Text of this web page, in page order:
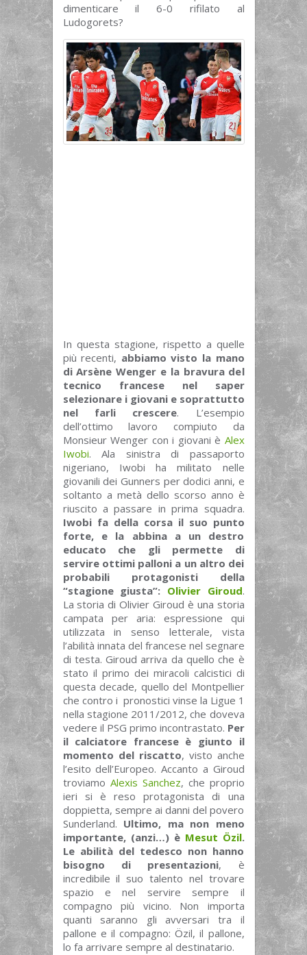
dimenticare il 6-0 rifilato al
Ludogorets?
In questa stagione, rispetto a quelle
più recenti, abbiamo visto la mano
di Arsène Wenger e la bravura del
tecnico francese nel saper
selezionare i giovani e soprattutto
nel farli crescere. L’esempio
dell’ottimo lavoro compiuto da
Monsieur Wenger con i giovani è Alex
Iwobi. Ala sinistra di passaporto
nigeriano, Iwobi ha militato nelle
giovanili dei Gunners per dodici anni, e
soltanto a metà dello scorso anno è
riuscito a passare in prima squadra.
Iwobi fa della corsa il suo punto
forte, e la abbina a un destro
educato che gli permette di
servire ottimi palloni a un altro dei
probabili protagonisti della
“stagione giusta”: Olivier Giroud.
La storia di Olivier Giroud è una storia
campata per aria: espressione qui
utilizzata in senso letterale, vista
l’abilità innata del francese nel segnare
di testa. Giroud arriva da quello che è
stato il primo dei miracoli calcistici di
questa decade, quello del Montpellier
che contro i pronostici vinse la Ligue 1
nella stagione 2011/2012, che doveva
vedere il PSG primo incontrastato. Per
il calciatore francese è giunto il
momento del riscatto, visto anche
l’esito dell’Europeo. Accanto a Giroud
troviamo Alexis Sanchez, che proprio
ieri si è reso protagonista di una
doppietta, sempre ai danni del povero
Sunderland. Ultimo, ma non meno
importante, (anzi…) è Mesut Özil.
Le abilità del tedesco non hanno
bisogno di presentazioni, è
incredibile il suo talento nel trovare
spazio e nel servire sempre il
compagno più vicino. Non importa
quanti saranno gli avversari tra il
pallone e il compagno: Özil, il pallone,
lo fa arrivare sempre al destinatario.